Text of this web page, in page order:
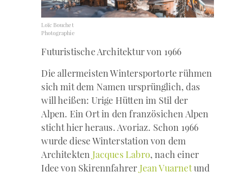
Loïc Bouchet
Photographie
Futuristische Architektur von 1966
Die allermeisten Wintersportorte rühmen
sich mit dem Namen ursprünglich, das
will heißen: Urige Hütten im Stil der
Alpen. Ein Ort in den französichen Alpen
sticht hier heraus. Avoriaz. Schon 1966
wurde diese Winterstation von dem
Architekten Jacques Labro, nach einer
Idee von Skirennfahrer Jean Vuarnetund